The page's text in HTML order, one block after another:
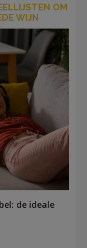
OM
WIJN
de ideale